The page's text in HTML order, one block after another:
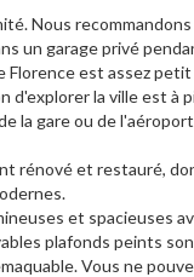
Nous
un garage privé
est assez
la ville est à
la gare ou de
rénové et restauré,
et spacieuses
plafonds peints
Vous ne